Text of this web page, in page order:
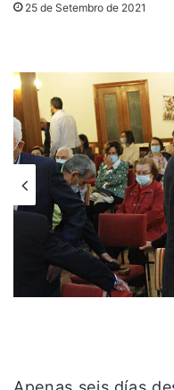
25 de Setembro de 2021